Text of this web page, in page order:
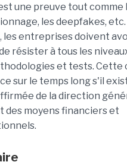
une preuve tout comme
les deepfakes, etc.
les entreprises doivent
résister à tous les
et tests. Cette
sur le temps long s'il
de la direction
des moyens financiers et